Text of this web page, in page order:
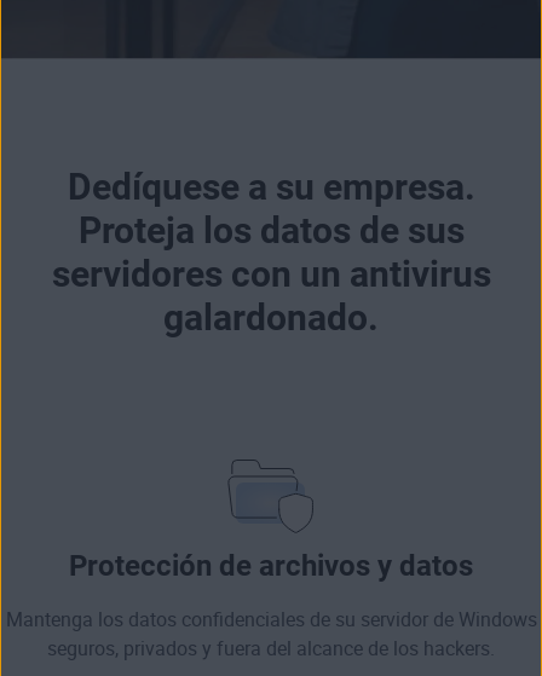
Dedíquese a su empresa.
Proteja los datos de sus
servidores con un antivirus
galardonado.
Protección de archivos y datos
Mantenga los datos confidenciales de su servidor de Windows
seguros, privados y fuera del alcance de los hackers.